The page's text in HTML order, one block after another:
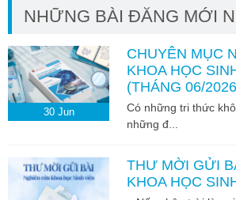
NHỮNG BÀI ĐĂNG MỚI
30 Jun
CHUYÊN MỤC
KHOA HỌC
(THÁNG 06/
Có những tri thức
những đ...
THƯ MỜI GỬI
KHOA HỌC